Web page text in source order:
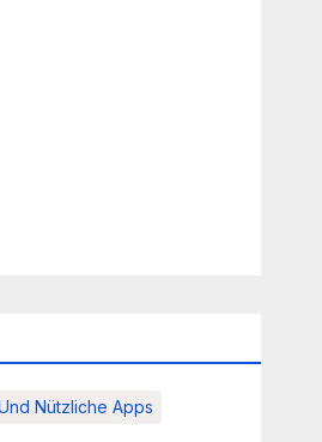
Nützliche Apps